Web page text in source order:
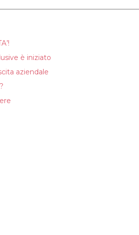
è iniziato
aziendale